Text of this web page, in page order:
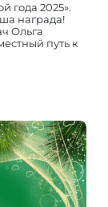
года 2025».
награда!
Ольга
путь к